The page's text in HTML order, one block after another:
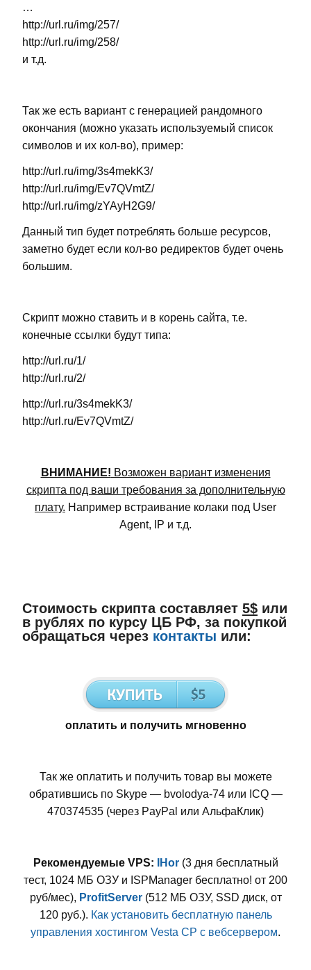
…
http://url.ru/img/257/
http://url.ru/img/258/
и т.д.
Так же есть вариант с генерацией рандомного
окончания (можно указать используемый список
символов и их кол-во), пример:
http://url.ru/img/3s4mekK3/
http://url.ru/img/Ev7QVmtZ/
http://url.ru/img/zYAyH2G9/
Данный тип будет потреблять больше ресурсов,
заметно будет если кол-во редиректов будет очень
большим.
Скрипт можно ставить и в корень сайта, т.е.
конечные ссылки будут типа:
http://url.ru/1/
http://url.ru/2/
http://url.ru/3s4mekK3/
http://url.ru/Ev7QVmtZ/
ВНИМАНИЕ! Возможен вариант изменения
скрипта под ваши требования за дополнительную
плату. Например встраивание колаки под User
Agent, IP и т.д.
Стоимость скрипта составляет 5$ или
в рублях по курсу ЦБ РФ, за покупкой
обращаться через контакты или:
оплатить и получить мгновенно
Так же оплатить и получить товар вы можете
обратившись по Skype — bvolodya-74 или ICQ —
470374535 (через PayPal или АльфаКлик)
Рекомендуемые VPS: IHor(3 дня бесплатный
тест, 1024 МБ ОЗУ и ISPManager бесплатно! от 200
руб/мес), ProfitServer(512 МБ ОЗУ, SSD диск, от
120 руб.). Как установить бесплатную панель
управления хостингом Vesta CP с вебсервером.